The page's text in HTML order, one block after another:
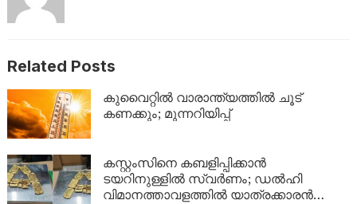
Related Posts
കുവൈറ്റിൽ വാരാന്ത്യത്തിൽ ചൂട്
കണക്കും; മുന്നറിയിപ്പ്
കസ്റ്റംസിനെ കബളിപ്പിക്കാൻ
ടയറിനുള്ളിൽ സ്വർണം; ഡൽഹി
വിമാനത്താവളത്തിൽ യാത്രക്കാരൻ